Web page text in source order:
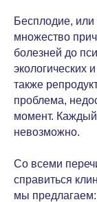
Бесплодие,
множество
болезней до
экологических
также
проблема,
момент. Каждый
невозможно.
Со всеми
справиться
мы предлагаем: